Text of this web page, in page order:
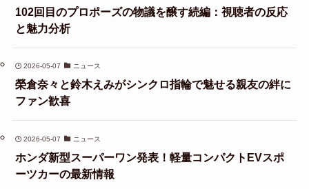
102回目のプロポーズの物議を醸す続編：視聴者の反応
と魅力分析
2026-05-07 ニュース
榮倉奈々と鈴木えみがシンクロ指輪で魅せる親友の絆に
ファン歓喜
2026-05-07 ニュース
ホンダ新型スーパーワン発表！軽量コンパクトEVスポ
ーツカーの最新情報